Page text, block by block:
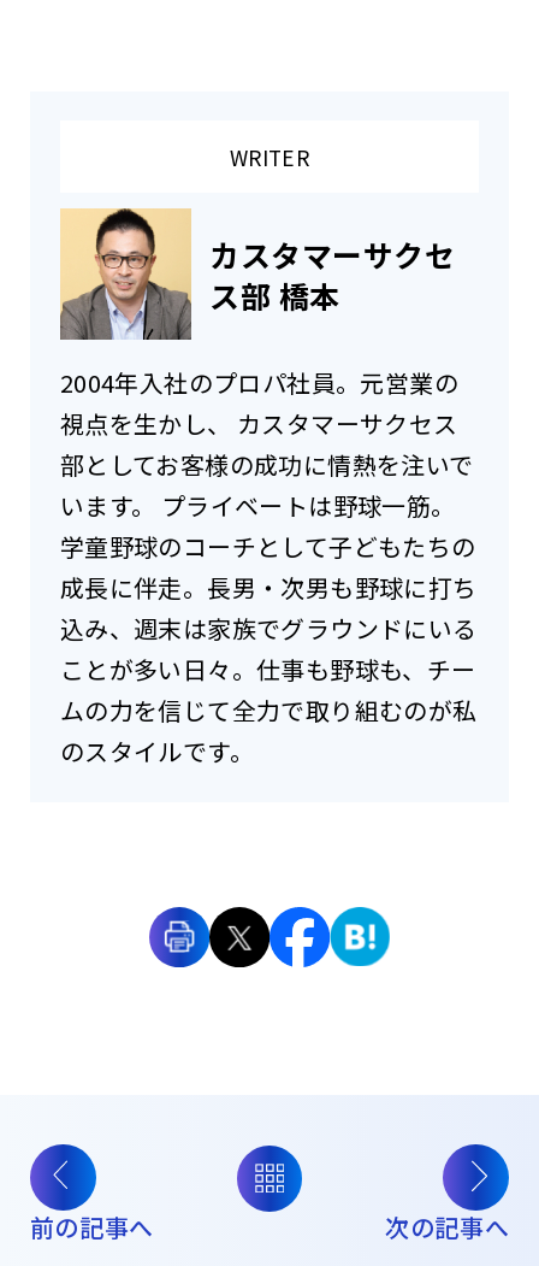
WRITER
カスタマーサクセ
ス部 橋本
2004年入社のプロパ社員。元営業の
視点を生かし、 カスタマーサクセス
部としてお客様の成功に情熱を注いで
います。 プライベートは野球一筋。
学童野球のコーチとして子どもたちの
成長に伴走。長男・次男も野球に打ち
込み、週末は家族でグラウンドにいる
ことが多い日々。仕事も野球も、チー
ムの力を信じて全力で取り組むのが私
のスタイルです。
前の記事へ 次の記事へ